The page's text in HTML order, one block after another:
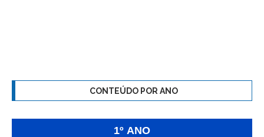
CONTEÚDO POR ANO
1º ANO